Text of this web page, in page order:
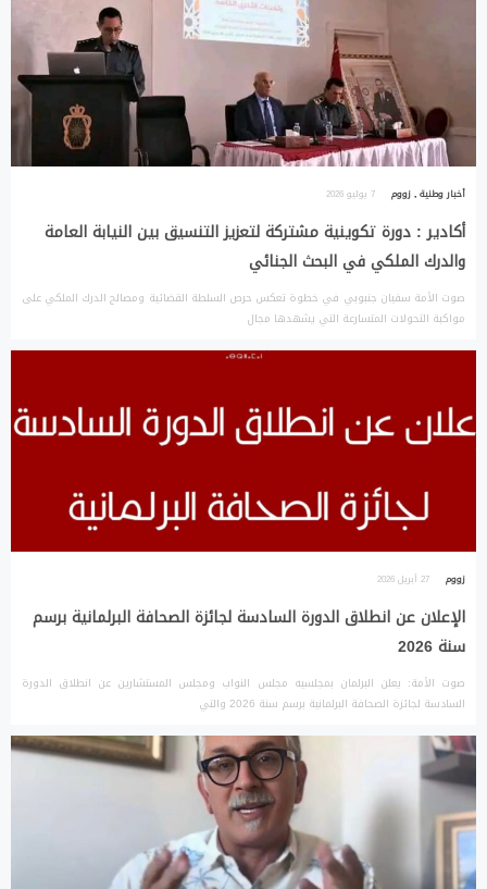
أخبار وطنية,زووم 7 يوليو 2026
أكادير : دورة تكوينية مشتركة لتعزيز التنسيق بين النيابة العامة
والدرك الملكي في البحث الجنائي
صوت الأمة سفيان جنبوبي في خطوة تعكس حرص السلطة القضائية ومصالح الدرك الملكي على
مواكبة التحولات المتسارعة التي يشهدها مجال
زووم 27 أبريل 2026
الإعلان عن انطلاق الدورة السادسة لجائزة الصحافة البرلمانية برسم
سنة 2026
صوت الأمة: يعلن البرلمان بمجلسيه مجلس النواب ومجلس المستشارين عن انطلاق الدورة
السادسة لجائزة الصحافة البرلمانية برسم سنة 2026 والتي